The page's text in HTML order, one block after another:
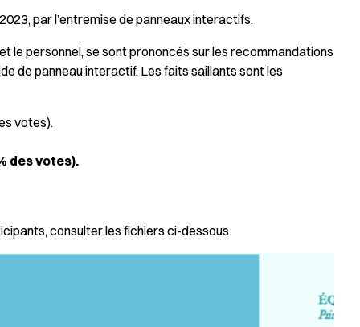
par l’entremise de panneaux interactifs.
le personnel, se sont prononcés sur les recommandations
de panneau interactif. Les faits saillants sont les
votes).
des votes).
consulter les fichiers ci-dessous.